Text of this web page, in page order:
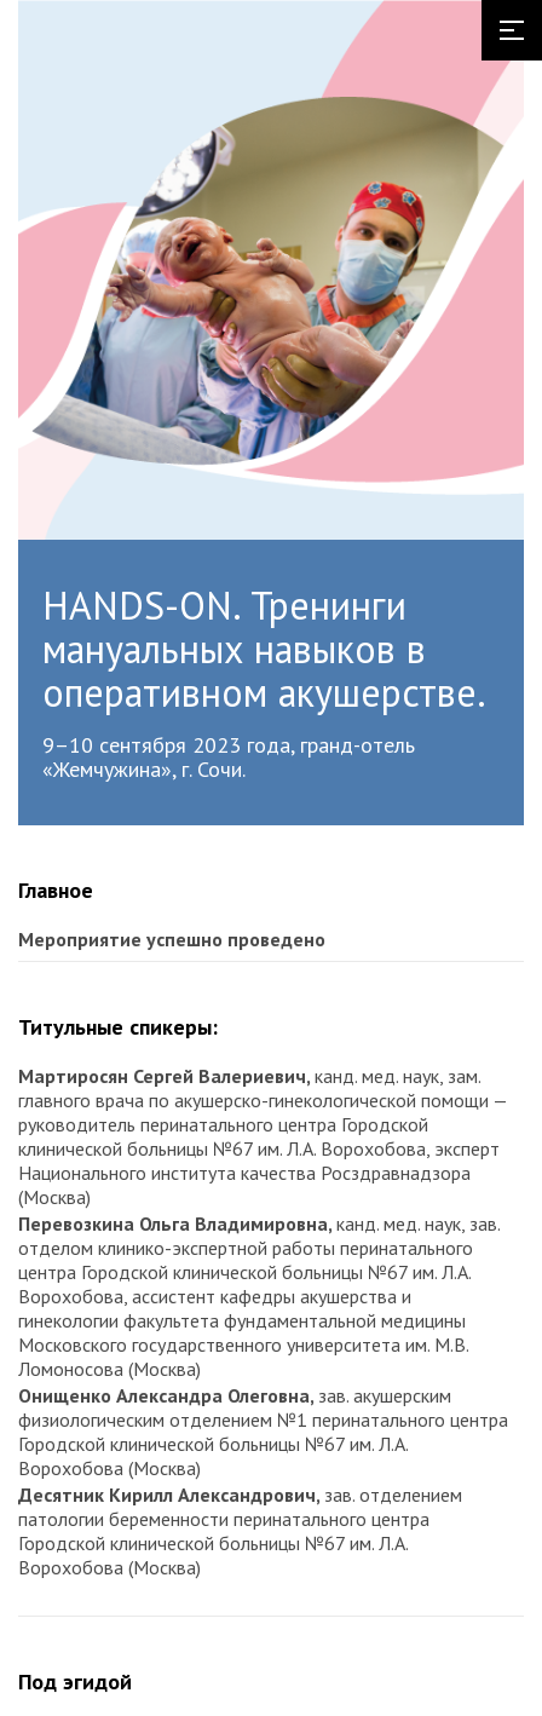
HANDS-ON. Тренинги
мануальных навыков в
оперативном акушерстве.
9–10 сентября 2023 года, гранд-отель
«Жемчужина», г. Сочи.
Главное
Мероприятие успешно проведено
Титульные спикеры:
Мартиросян Сергей Валериевич, канд. мед. наук, зам.
главного врача по акушерско-гинекологической помощи —
руководитель перинатального центра Городской
клинической больницы №67 им. Л.А. Ворохобова, эксперт
Национального института качества Росздравнадзора
(Москва)
Перевозкина Ольга Владимировна, канд. мед. наук, зав.
отделом клинико-экспертной работы перинатального
центра Городской клинической больницы №67 им. Л.А.
Ворохобова, ассистент кафедры акушерства и
гинекологии факультета фундаментальной медицины
Московского государственного университета им. М.В.
Ломоносова (Москва)
Онищенко Александра Олеговна, зав. акушерским
физиологическим отделением №1 перинатального центра
Городской клинической больницы №67 им. Л.А.
Ворохобова (Москва)
Десятник Кирилл Александрович, зав. отделением
патологии беременности перинатального центра
Городской клинической больницы №67 им. Л.А.
Ворохобова (Москва)
Под эгидой